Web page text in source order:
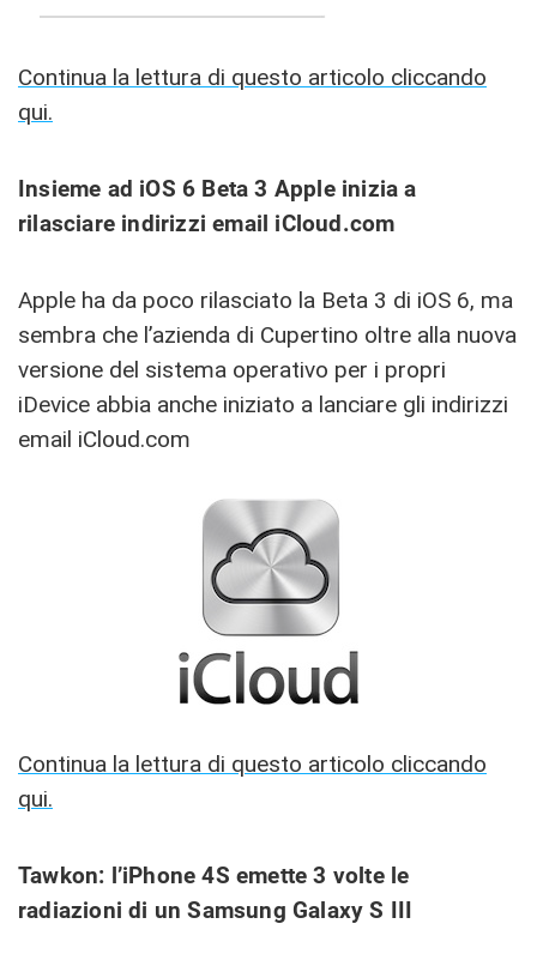
Continua la lettura di questo articolo cliccando
qui.
Insieme ad iOS 6 Beta 3 Apple inizia a
rilasciare indirizzi email iCloud.com
Apple ha da poco rilasciato la Beta 3 di iOS 6, ma
sembra che l’azienda di Cupertino oltre alla nuova
versione del sistema operativo per i propri
iDevice abbia anche iniziato a lanciare gli indirizzi
email iCloud.com
Continua la lettura di questo articolo cliccando
qui.
Tawkon: l’iPhone 4S emette 3 volte le
radiazioni di un Samsung Galaxy S III